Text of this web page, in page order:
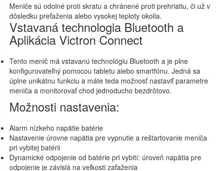
Meniče sú odolné proti skratu a chránené proti prehriatiu, či už v
dôsledku preťaženia alebo vysokej teploty okolia.
Vstavaná technologia Bluetooth a
Aplikácia Victron Connect
Tento menič má vstavanú technológiu Bluetooth a je plne
konfigurovateľný pomocou tabletu alebo smartfónu. Jedná sa
úplne unikátnu funkciu a máte teda možnosť nastaviť parametre
meniča a monitorovať chod jednoducho bezdrôtovo.
Možnosti nastavenia:
Alarm nízkeho napätie batérie
Nastavenie úrovne napätia pre vypnutie a reštartovanie meniča
pri vybitej batérii
Dynamické odpojenie od batérie pri vybití: úroveň napätia pre
odpojenie je závislá na veľkosti zaťaženia